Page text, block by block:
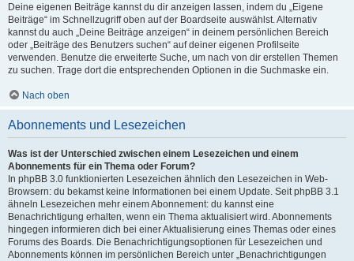
Deine eigenen Beiträge kannst du dir anzeigen lassen, indem du „Eigene
Beiträge“ im Schnellzugriff oben auf der Boardseite auswählst. Alternativ
kannst du auch „Deine Beiträge anzeigen“ in deinem persönlichen Bereich
oder „Beiträge des Benutzers suchen“ auf deiner eigenen Profilseite
verwenden. Benutze die erweiterte Suche, um nach von dir erstellen Themen
zu suchen. Trage dort die entsprechenden Optionen in die Suchmaske ein.
Nach oben
Abonnements und Lesezeichen
Was ist der Unterschied zwischen einem Lesezeichen und einem
Abonnements für ein Thema oder Forum?
In phpBB 3.0 funktionierten Lesezeichen ähnlich den Lesezeichen in Web-
Browsern: du bekamst keine Informationen bei einem Update. Seit phpBB 3.1
ähneln Lesezeichen mehr einem Abonnement: du kannst eine
Benachrichtigung erhalten, wenn ein Thema aktualisiert wird. Abonnements
hingegen informieren dich bei einer Aktualisierung eines Themas oder eines
Forums des Boards. Die Benachrichtigungsoptionen für Lesezeichen und
Abonnements können im persönlichen Bereich unter „Benachrichtigungen